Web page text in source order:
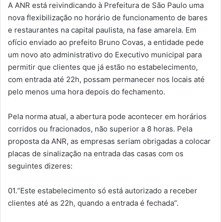
A ANR está reivindicando à Prefeitura de São Paulo uma
nova flexibilização no horário de funcionamento de bares
e restaurantes na capital paulista, na fase amarela. Em
ofício enviado ao prefeito Bruno Covas, a entidade pede
um novo ato administrativo do Executivo municipal para
permitir que clientes que já estão no estabelecimento,
com entrada até 22h, possam permanecer nos locais até
pelo menos uma hora depois do fechamento.
Pela norma atual, a abertura pode acontecer em horários
corridos ou fracionados, não superior a 8 horas. Pela
proposta da ANR, as empresas seriam obrigadas a colocar
placas de sinalização na entrada das casas com os
seguintes dizeres:
01.“Este estabelecimento só está autorizado a receber
clientes até as 22h, quando a entrada é fechada”.